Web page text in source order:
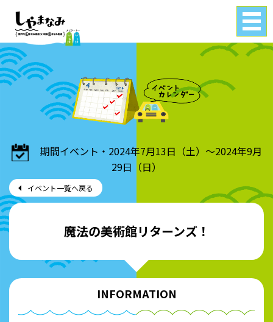
Tog
gle
navi
gati
期間イベント・2024年7月13日（土）～2024年9月
29日（日）
イベント一覧へ戻る
魔法の美術館リターンズ！
INFORMATION